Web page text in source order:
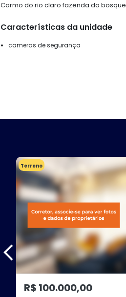
Carmo do rio claro fazenda do bosque
Características da unidade
cameras de segurança
Terreno
R$ 100.000,00